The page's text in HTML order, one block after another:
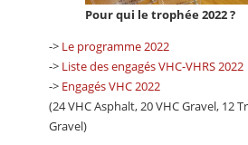
Pour qui le trophée 2022 ?
-> Le programme 2022
-> Liste des engagés VHC-VHRS 2022
-> Engagés VHC 2022
(24 VHC Asphalt, 20 VHC Gravel, 12
Gravel)